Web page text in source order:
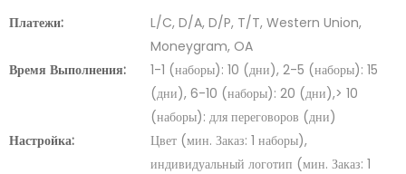
Платежи:
L/C, D/A, D/P, T/T, Western Union,
Moneygram, OA
Время Выполнения:
1-1 (наборы): 10 (дни), 2-5 (наборы): 15
(дни), 6-10 (наборы): 20 (дни),> 10
(наборы): для переговоров (дни)
Настройка:
Цвет (мин. Заказ: 1 наборы),
индивидуальный логотип (мин. Заказ: 1